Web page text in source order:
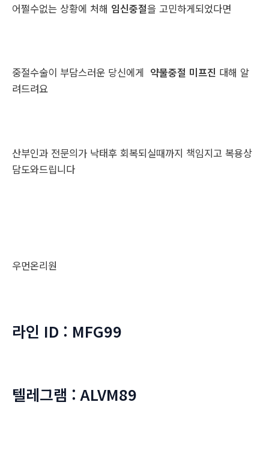
어쩔수없는 상황에 처해 임신중절을 고민하게되었다면
중절수술이 부담스러운 당신에게 약물중절 미프진 대해 알
려드려요
산부인과 전문의가 낙태후 회복되실때까지 책임지고 복용상
담도와드립니다
우먼온리원
라인 ID : MFG99
텔레그램 : ALVM89